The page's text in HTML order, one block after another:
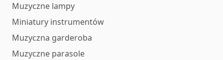
Muzyczne lampy
Miniatury instrumentów
Muzyczna garderoba
Muzyczne parasole